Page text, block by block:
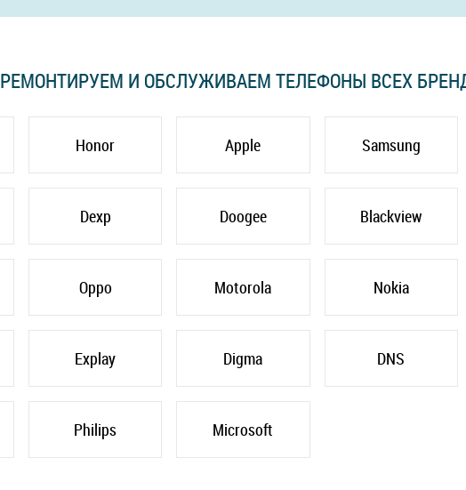
РЕМОНТИРУЕМ И ОБСЛУЖИВАЕМ ТЕЛЕФОНЫ ВСЕХ
Honor Apple Samsung
Dexp Doogee Blackview
Oppo Motorola Nokia
Explay Digma DNS
Philips Microsoft